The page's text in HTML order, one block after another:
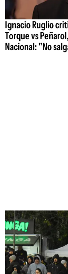
Ignacio Ruglio
Torque vs
Nacional: "No